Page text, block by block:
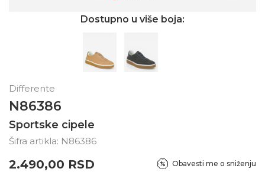
Dostupno u više boja:
Differente
N86386
Sportske cipele
Šifra artikla: N86386
2.490,00 RSD Obavesti me o sniženju